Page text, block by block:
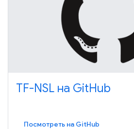
TF-NSL на GitHub
Посмотреть на GitHub